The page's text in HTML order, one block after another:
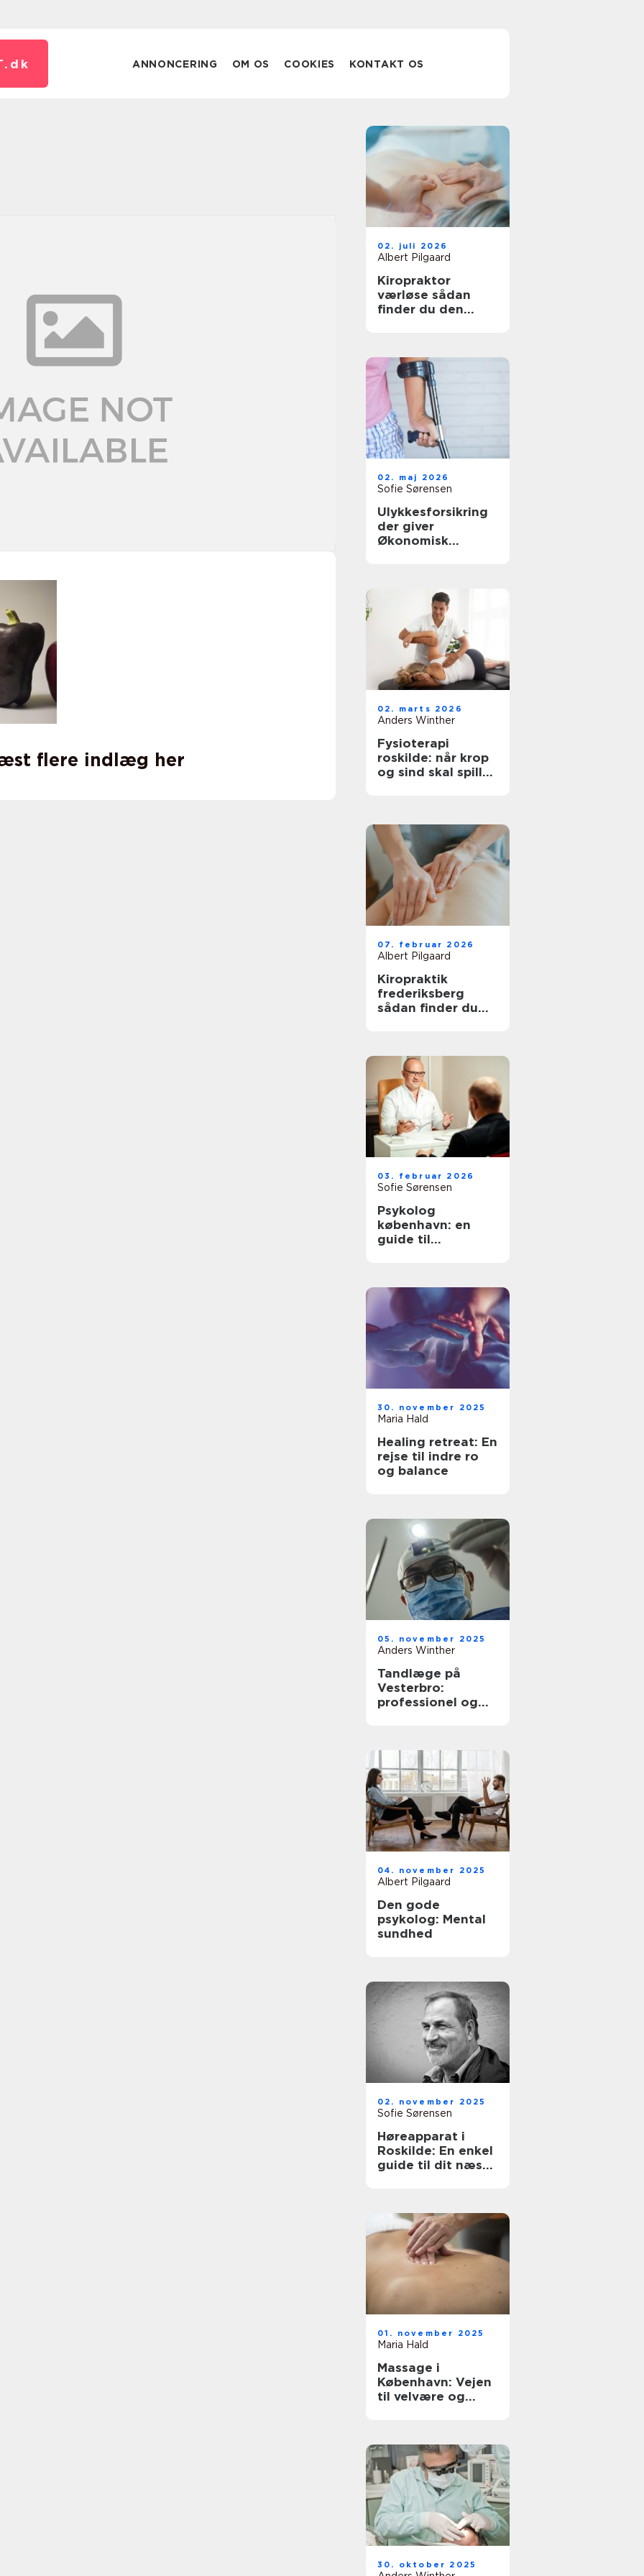
dk ANNONCERING OM OS COOKIES KONTAKT OS
flere indlæg her
02. juli 2026
Albert Pilgaard
Kiropraktor
værløse sådan
finder du den
02. maj 2026
Sofie Sørensen
Ulykkesforsikring
der giver
Økonomisk
02. marts 2026
Anders Winther
Fysioterapi
roskilde: når krop
og sind skal spille
07. februar 2026
Albert Pilgaard
Kiropraktik
frederiksberg
sådan finder du
03. februar 2026
Sofie Sørensen
Psykolog
københavn: en
guide til
30. november 2025
Maria Hald
Healing retreat: En
rejse til indre ro
og balance
05. november 2025
Anders Winther
Tandlæge på
Vesterbro:
professionel og
04. november 2025
Albert Pilgaard
Den gode
psykolog: Mental
sundhed
02. november 2025
Sofie Sørensen
Høreapparat i
Roskilde: En enkel
guide til dit næste
01. november 2025
Maria Hald
Massage i
København: Vejen
til velvære og
30. oktober 2025